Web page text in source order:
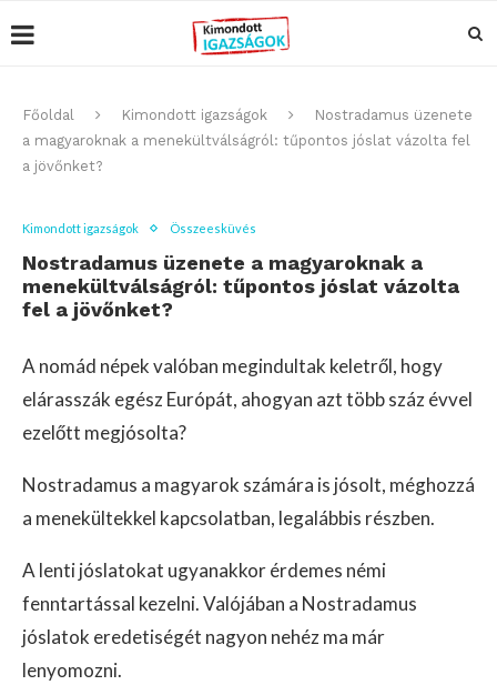
Főoldal Kimondott igazságok
Nostradamus üzenete
a magyaroknak a menekültválságról: tűpontos jóslat vázolta fel
a jövőnket?
Kimondott igazságok Összeesküvés
Nostradamus üzenete a magyaroknak a
menekültválságról: tűpontos jóslat vázolta
fel a jövőnket?
A nomád népek valóban megindultak keletről, hogy
elárasszák egész Európát, ahogyan azt több száz évvel
ezelőtt megjósolta?
Nostradamus a magyarok számára is jósolt, méghozzá
a menekültekkel kapcsolatban, legalábbis részben.
A lenti jóslatokat ugyanakkor érdemes némi
fenntartással kezelni. Valójában a Nostradamus
jóslatok eredetiségét nagyon nehéz ma már
lenyomozni.